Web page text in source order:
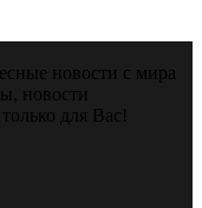
новости с мира
новости
для Вас!